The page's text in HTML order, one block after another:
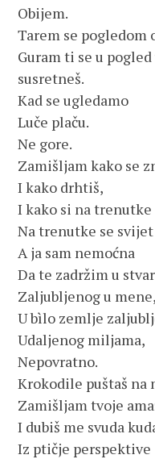
Obijem.
Tarem se pogledom
Guram ti se u
susretneš.
Kad se ugledamo
Luče plaču.
Ne gore.
Zamišljam kako se
I kako drhtiš,
I kako si na trenutke
Na trenutke se
A ja sam nemoćna
Da te zadržim u
Zaljubljenog u mene,
U bìlo zemlje
Udaljenog miljama,
Nepovratno.
Krokodile puštaš na
Zamišljam tvoje
I dubiš me svuda
Iz ptičje perspektive